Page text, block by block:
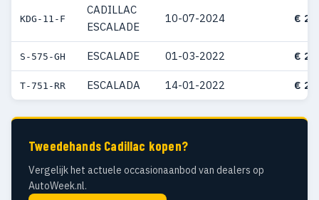
KDG-11-F
CADILLAC
ESCALADE
10-07-2024 €
S-575-GH ESCALADE 01-03-2022 €
T-751-RR ESCALADA 14-01-2022 €
Tweedehands Cadillac kopen?
Vergelijk het actuele occasionaanbod van dealers op
AutoWeek.nl.